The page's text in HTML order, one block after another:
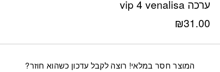
ערכה vip 4 venalisa
₪31.00
המוצר חסר במלאי! רוצה לקבל עדכון כשהוא חוזר?